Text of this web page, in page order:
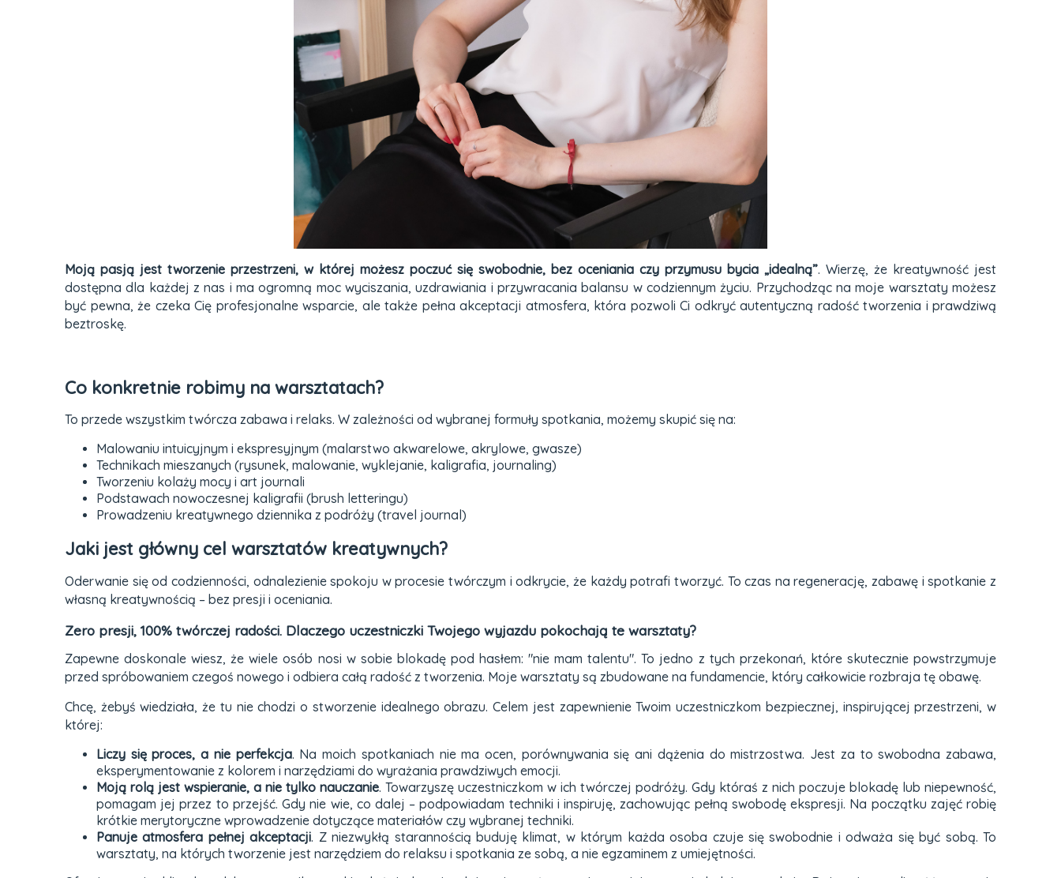
Moją pasją jest tworzenie przestrzeni, w której możesz poczuć się swobodnie, bez oceniania czy przymusu bycia „idealną”. Wierzę, że kreatywność jest
dostępna dla każdej z nas i ma ogromną moc wyciszania, uzdrawiania i przywracania balansu w codziennym życiu. Przychodząc na moje warsztaty możesz
być pewna, że czeka Cię profesjonalne wsparcie, ale także pełna akceptacji atmosfera, która pozwoli Ci odkryć autentyczną radość tworzenia i prawdziwą
beztroskę.
Co konkretnie robimy na warsztatach?
To przede wszystkim twórcza zabawa i relaks. W zależności od wybranej formuły spotkania, możemy skupić się na:
Malowaniu intuicyjnym i ekspresyjnym (malarstwo akwarelowe, akrylowe, gwasze)
Technikach mieszanych (rysunek, malowanie, wyklejanie, kaligrafia, journaling)
Tworzeniu kolaży mocy i art journali
Podstawach nowoczesnej kaligrafii (brush letteringu)
Prowadzeniu kreatywnego dziennika z podróży (travel journal)
Jaki jest główny cel warsztatów kreatywnych?
Oderwanie się od codzienności, odnalezienie spokoju w procesie twórczym i odkrycie, że każdy potrafi tworzyć. To czas na regenerację, zabawę i spotkanie z
własną kreatywnością – bez presji i oceniania.
Zero presji, 100% twórczej radości. Dlaczego uczestniczki Twojego wyjazdu pokochają te warsztaty?
Zapewne doskonale wiesz, że wiele osób nosi w sobie blokadę pod hasłem: "nie mam talentu". To jedno z tych przekonań, które skutecznie powstrzymuje
przed spróbowaniem czegoś nowego i odbiera całą radość z tworzenia. Moje warsztaty są zbudowane na fundamencie, który całkowicie rozbraja tę obawę.
Chcę, żebyś wiedziała, że tu nie chodzi o stworzenie idealnego obrazu. Celem jest zapewnienie Twoim uczestniczkom bezpiecznej, inspirującej przestrzeni, w
której:
Liczy się proces, a nie perfekcja. Na moich spotkaniach nie ma ocen, porównywania się ani dążenia do mistrzostwa. Jest za to swobodna zabawa,
eksperymentowanie z kolorem i narzędziami do wyrażania prawdziwych emocji.
Moją rolą jest wspieranie, a nie tylko nauczanie. Towarzyszę uczestniczkom w ich twórczej podróży. Gdy któraś z nich poczuje blokadę lub niepewność,
pomagam jej przez to przejść. Gdy nie wie, co dalej – podpowiadam techniki i inspiruję, zachowując pełną swobodę ekspresji. Na początku zajęć robię
krótkie merytoryczne wprowadzenie dotyczące materiałów czy wybranej techniki.
Panuje atmosfera pełnej akceptacji. Z niezwykłą starannością buduję klimat, w którym każda osoba czuje się swobodnie i odważa się być sobą. To
warsztaty, na których tworzenie jest narzędziem do relaksu i spotkania ze sobą, a nie egzaminem z umiejętności.